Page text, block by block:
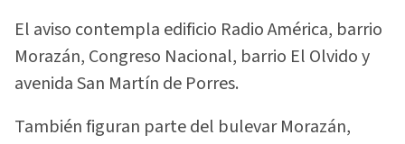
El aviso contempla edificio Radio América, barrio
Morazán, Congreso Nacional, barrio El Olvido y
avenida San Martín de Porres.
También figuran parte del bulevar Morazán,